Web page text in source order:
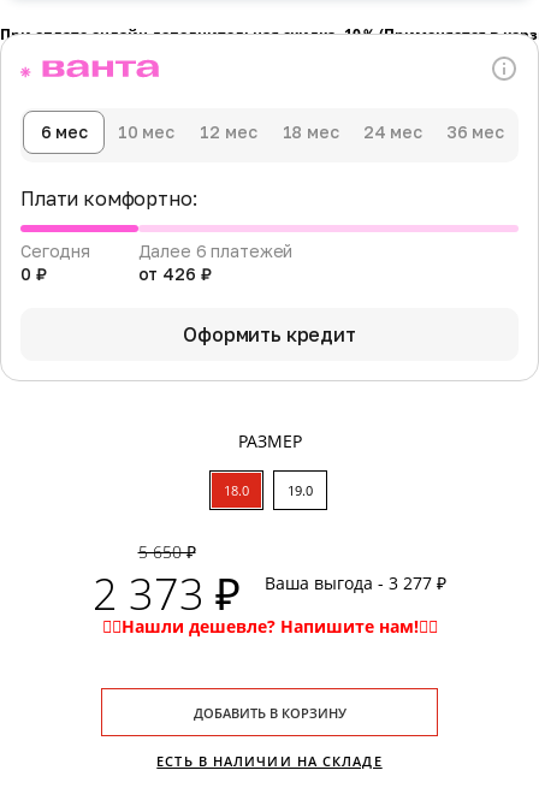
При оплате онлайн дополнительная скидка -10％ (Применяется в
5 650 ₽
2 373 ₽ Ваша выгода - 3 277 ₽
6 мес 10 мес 12 мес 18 мес 24 мес 36 мес
Плати комфортно:
Сегодня
0 ₽
Далее 6 платежей
от 426 ₽
Оформить кредит
РАЗМЕР
18.0 19.0
ДОБАВИТЬ В КОРЗИНУ
ЕСТЬ В НАЛИЧИИ НА СКЛАДЕ